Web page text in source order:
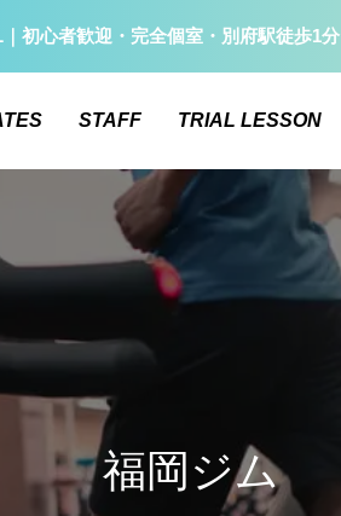
初心者歓迎・完全個室・別府駅徒歩1分
STAFF TRIAL LESSON
福岡ジム